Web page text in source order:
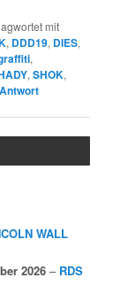
mit
, DDD19, DIES,
,
,SHOK,
Antwort
WALL
2026 – RDS